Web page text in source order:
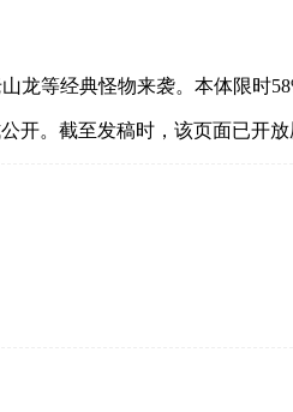
龙等经典怪物来袭。本体限时
开。截至发稿时，该页面已开